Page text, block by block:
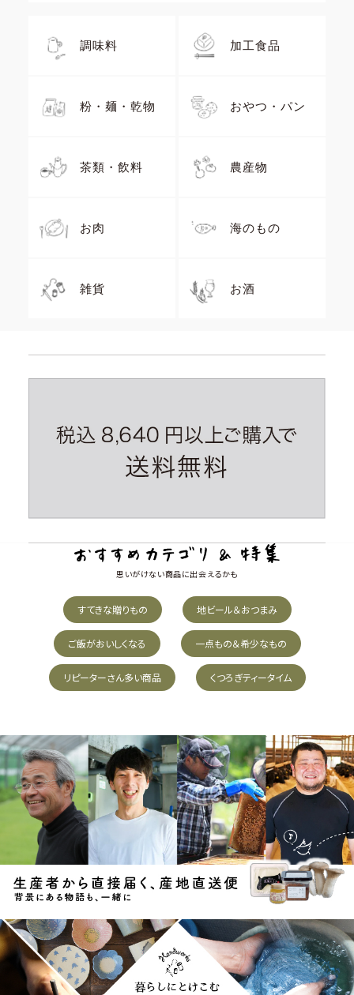
調味料 加工食品
粉・麺・乾物 おやつ・パン
茶類・飲料 農産物
お肉 海のもの
雑貨 お酒
思いがけない商品に出会えるかも
すてきな贈りもの 地ビール＆おつまみ
ご飯がおいしくなる 一点もの＆希少なもの
リピーターさん多い商品 くつろぎティータイム